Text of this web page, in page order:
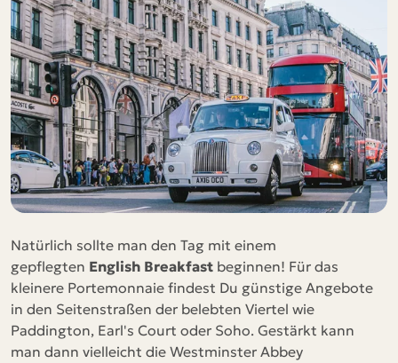
Natürlich sollte man den Tag mit einem
gepflegten English Breakfast beginnen! Für das
kleinere Portemonnaie findest Du günstige Angebote
in den Seitenstraßen der belebten Viertel wie
Paddington, Earl's Court oder Soho. Gestärkt kann
man dann vielleicht die Westminster Abbey